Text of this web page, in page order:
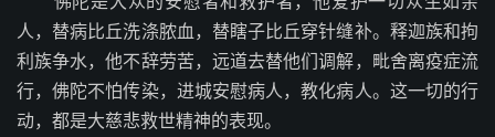
人，替病比丘洗涤脓血，替瞎子比丘穿针缝补。释迦族和拘
利族争水，他不辞劳苦，远道去替他们调解，毗舍离疫症流
行，佛陀不怕传染，进城安慰病人，教化病人。这一切的行
动，都是大慈悲救世精神的表现。